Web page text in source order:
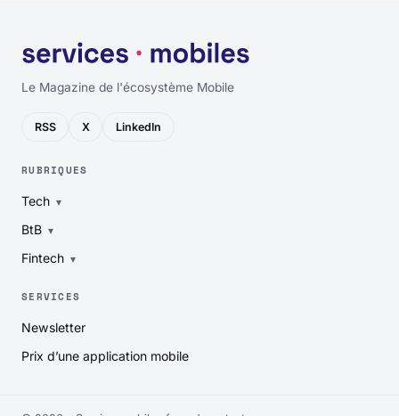
Le Magazine de l'écosystème Mobile
RSS X LinkedIn
RUBRIQUES
Tech
BtB
Fintech
SERVICES
Newsletter
Prix d’une application mobile